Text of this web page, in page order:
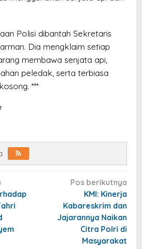
Polisi dibantah Sekretaris
Dia mengklaim setiap
membawa senjata api,
peledak, serta terbiasa
***
Pos berikutnya
KMI: Kinerja
Kabareskrim dan
Jajarannya Naikan
Citra Polri di
Masyarakat